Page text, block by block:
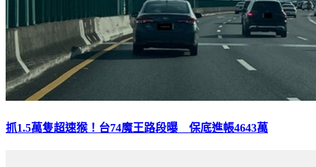
抓1.5萬隻超速猴！台74魔王路段曝 保底進帳4643萬